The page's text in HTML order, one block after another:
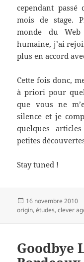
cependant
mois de stage.
monde du
humaine, j’ai
plus en accord
Cette fois donc,
à priori pour
que vous ne
silence et je
quelques
petites
Stay tuned !
Publié
le
16 novembre 2010
origin,études,clever
Goodbye